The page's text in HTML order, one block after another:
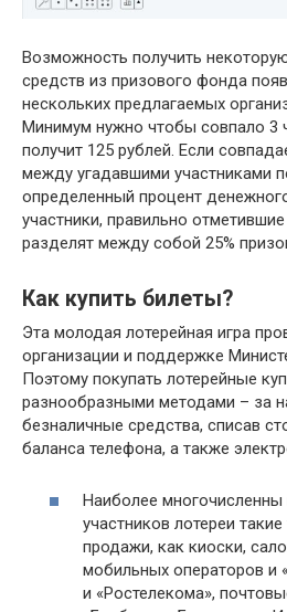
Возможность получить
средств из призового фонда
нескольких предлагаемых
Минимум нужно чтобы совпало 3
получит 125 рублей. Если
между угадавшими участниками
определенный процент
участники, правильно
разделят между собой 25%
Как купить билеты?
Эта молодая лотерейная игра
организации и поддержке
Поэтому покупать лотерейные
разнообразными методами – за
безналичные средства, списав
баланса телефона, а также
Наиболее
участников лотереи
продажи, как киоски,
мобильных операторов и
и «Ростелекома»,